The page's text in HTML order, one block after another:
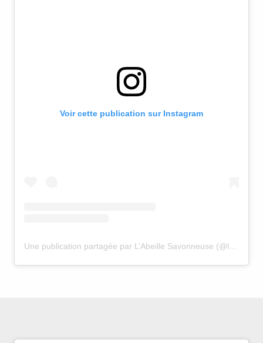
Voir cette publication sur Instagram